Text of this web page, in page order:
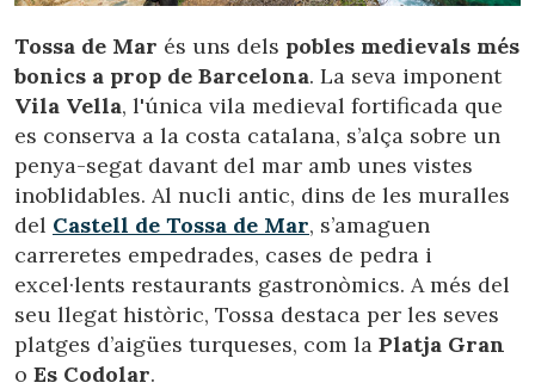
Tossa de Mar és uns dels pobles medievals més
bonics a prop de Barcelona. La seva imponent
Vila Vella, l'única vila medieval fortificada que
es conserva a la costa catalana, s’alça sobre un
penya-segat davant del mar amb unes vistes
inoblidables. Al nucli antic, dins de les muralles
del Castell de Tossa de Mar, s’amaguen
carreretes empedrades, cases de pedra i
excel·lents restaurants gastronòmics. A més del
seu llegat històric, Tossa destaca per les seves
platges d’aigües turqueses, com la Platja Gran
o Es Codolar.